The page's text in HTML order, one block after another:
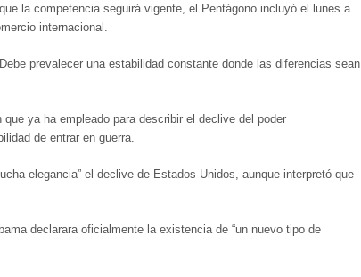
la competencia seguirá vigente, el Pentágono incluyó el lunes a
internacional.
prevalecer una estabilidad constante donde las diferencias sean
ya ha empleado para describir el declive del poder
de entrar en guerra.
elegancia” el declive de Estados Unidos, aunque interpretó que
declarara oficialmente la existencia de “un nuevo tipo de